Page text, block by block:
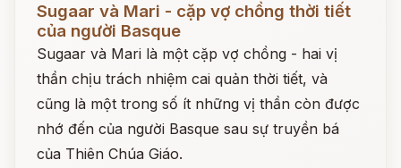
Sugaar và Mari - cặp vợ chồng thời tiết
của người Basque
Sugaar và Mari là một cặp vợ chồng - hai vị
thần chịu trách nhiệm cai quản thời tiết, và
cũng là một trong số ít những vị thần còn được
nhớ đến của người Basque sau sự truyền bá
của Thiên Chúa Giáo.